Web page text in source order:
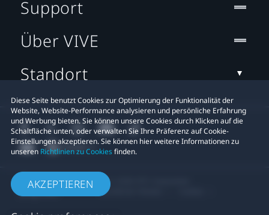
Diese Seite benutzt Cookies zur Optimierung der Funktionalität der
Website, Website-Performance analysieren und persönliche Erfahrung
und Werbung bieten. Sie können unsere Cookies durch Klicken auf die
Schaltfläche unten, oder verwalten Sie Ihre Präferenz auf Cookie-
Einstellungen akzeptieren. Sie können hier weitere Informationen zu
unseren Richtlinien zu Cookiesfinden.
AKZEPTIEREN
Support
Über VIVE
Standort
© 2011-2026 HTC Corporation
Rechtlicher Hinweis